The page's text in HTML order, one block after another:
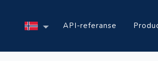
API-referanse